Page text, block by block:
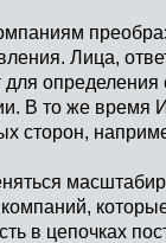
Лица,
В то же
сторон,
в цепочках